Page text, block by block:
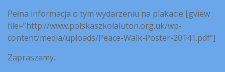
Pełna informacja o tym wydarzeniu na plakacie [gview
file=”http://www.polskaszkolaluton.org.uk/wp-
content/media/uploads/Peace-Walk-Poster-20141.pdf”]
Zapraszamy.